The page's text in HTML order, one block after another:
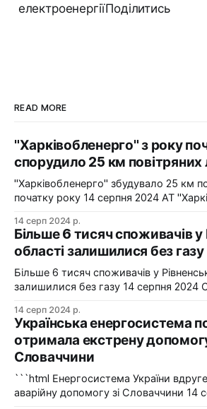
електроенергіїПоділитись
READ MORE
"Харківобленерго" з року
спорудило 25 км повітряних
"Харківобленерго" збудувало 25 км
початку року 14 серпня 2024 АТ "Харківобленерго" з
ліній, оновило 1134 опори та
електропідстанцій у рамках
2024-2025 роки. Фото: "Харківобленерго" "АТ
"Харківобленерго&
14 серп 2024 р.
Більше 6 тисяч споживачів у
області залишилися без газу
Більше 6 тисяч споживачів у
залишилися без газу 14 серпня 2024 Станом на ранок 14
області залишилися без
технологічні проблеми. Фото: Рівнегаз Також, в
Сумській області в одному з
результаті удару керованою
сталевий
14 серп 2024 р.
Українська енергосистема
отримала екстрену
Словаччини
```html Енергосистема України вдруге отримала
аварійну допомогу зі Словаччини 14 серпня 2024 13